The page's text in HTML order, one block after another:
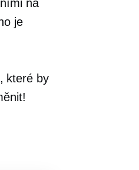
na
je
které by